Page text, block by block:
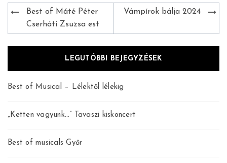
Bejegyzés
navigáció
Best of Máté Péter
Cserháti Zsuzsa est
Vámpírok bálja 2024
LEGUTÓBBI BEJEGYZÉSEK
Best of Musical – Lélektől lélekig
„Ketten vagyunk…” Tavaszi kiskoncert
Best of musicals Győr